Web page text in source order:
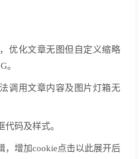
优化文章无图但自定义缩略
。
调用文章内容及图片灯箱无
码及样式。
，增加cookie点击以此展开后